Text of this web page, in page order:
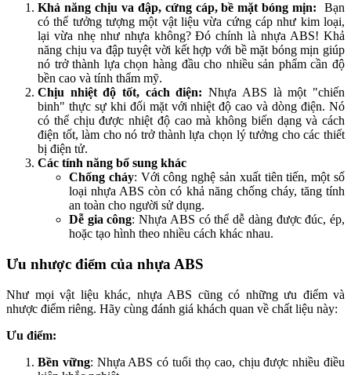
Khả năng chịu va đập, cứng cáp, bề mặt bóng mịn:
Bạn
có thể tưởng tượng một vật liệu vừa cứng cáp như kim loại,
lại vừa nhẹ như nhựa không? Đó chính là nhựa ABS! Khả
năng chịu va đập tuyệt vời kết hợp với bề mặt bóng mịn giúp
nó trở thành lựa chọn hàng đầu cho nhiều sản phẩm cần độ
bền cao và tính thẩm mỹ.
Chịu nhiệt độ tốt, cách điện: Nhựa ABS là một "chiến
binh" thực sự khi đối mặt với nhiệt độ cao và dòng điện. Nó
có thể chịu được nhiệt độ cao mà không biến dạng và cách
điện tốt, làm cho nó trở thành lựa chọn lý tưởng cho các thiết
bị điện tử.
Các tính năng bổ sung khác
Chống cháy: Với công nghệ sản xuất tiên tiến, một số
loại nhựa ABS còn có khả năng chống cháy, tăng tính
an toàn cho người sử dụng.
Dễ gia công: Nhựa ABS có thể dễ dàng được đúc, ép,
hoặc tạo hình theo nhiều cách khác nhau.
Ưu nhược điểm của nhựa ABS
Như mọi vật liệu khác, nhựa ABS cũng có những ưu điểm và
nhược điểm riêng. Hãy cùng đánh giá khách quan về chất liệu này:
Ưu điểm:
Bền vững: Nhựa ABS có tuổi thọ cao, chịu được nhiều điều